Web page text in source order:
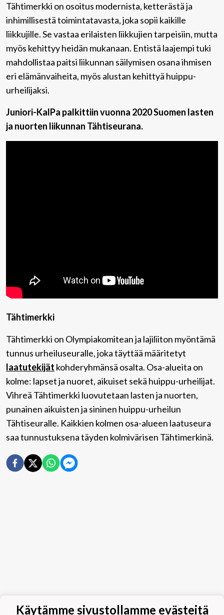
Tähtimerkki on osoitus modernista, ketterästä ja
inhimillisestä toimintatavasta, joka sopii kaikille
liikkujille. Se vastaa erilaisten liikkujien tarpeisiin, mutta
myös kehittyy heidän mukanaan. Entistä laajempi tuki
mahdollistaa paitsi liikunnan säilymisen osana ihmisen
eri elämänvaiheita, myös alustan kehittyä huippu-
urheilijaksi.
Juniori-KalPa palkittiin vuonna 2020 Suomen lasten
ja nuorten liikunnan Tähtiseurana.
Tähtimerkki
Tähtimerkki on Olympiakomitean ja lajiliiton myöntämä
tunnus urheiluseuralle, joka täyttää määritetyt
laatutekijät kohderyhmänsä osalta. Osa-alueita on
kolme: lapset ja nuoret, aikuiset sekä huippu-urheilijat.
Vihreä Tähtimerkki luovutetaan lasten ja nuorten,
punainen aikuisten ja sininen huippu-urheilun
Tähtiseuralle. Kaikkien kolmen osa-alueen laatuseura
saa tunnustuksena täyden kolmivärisen Tähtimerkinä.
Käytämme sivustollamme evästeitä